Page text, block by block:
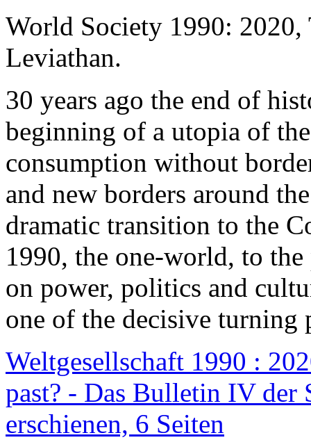
World Society 1990: 2020,
Leviathan.
30 years ago the end of
beginning of a utopia of
consumption without
and new borders around
dramatic transition to the
1990, the one-world, to the
on power, politics and
one of the decisive turning
Weltgesellschaft 1990 :
past? - Das Bulletin IV der
erschienen, 6 Seiten